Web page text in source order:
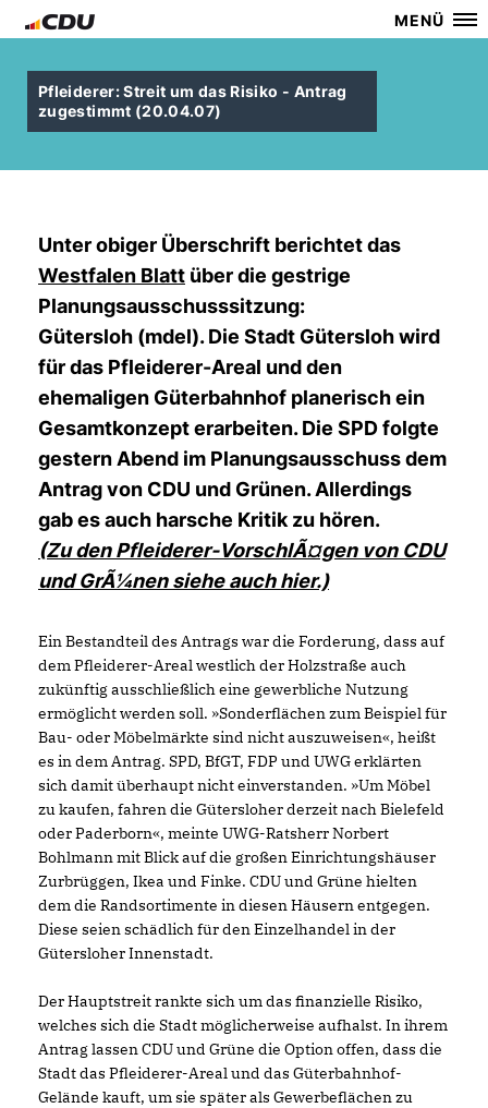
MENÜ
Pfleiderer: Streit um das Risiko - Antrag
zugestimmt (20.04.07)
Unter obiger Überschrift berichtet das
Westfalen Blatt über die gestrige
Planungsausschusssitzung:
Gütersloh (mdel). Die Stadt Gütersloh wird
für das Pfleiderer-Areal und den
ehemaligen Güterbahnhof planerisch ein
Gesamtkonzept erarbeiten. Die SPD folgte
gestern Abend im Planungsausschuss dem
Antrag von CDU und Grünen. Allerdings
gab es auch harsche Kritik zu hören.
(Zu den Pfleiderer-VorschlÃ¤gen von CDU
und GrÃ¼nen siehe auch hier.)
Ein Bestandteil des Antrags war die Forderung, dass auf
dem Pfleiderer-Areal westlich der Holzstraße auch
zukünftig ausschließlich eine gewerbliche Nutzung
ermöglicht werden soll. »Sonderflächen zum Beispiel für
Bau- oder Möbelmärkte sind nicht auszuweisen«, heißt
es in dem Antrag. SPD, BfGT, FDP und UWG erklärten
sich damit überhaupt nicht einverstanden. »Um Möbel
zu kaufen, fahren die Gütersloher derzeit nach Bielefeld
oder Paderborn«, meinte UWG-Ratsherr Norbert
Bohlmann mit Blick auf die großen Einrichtungshäuser
Zurbrüggen, Ikea und Finke. CDU und Grüne hielten
dem die Randsortimente in diesen Häusern entgegen.
Diese seien schädlich für den Einzelhandel in der
Gütersloher Innenstadt.
Der Hauptstreit rankte sich um das finanzielle Risiko,
welches sich die Stadt möglicherweise aufhalst. In ihrem
Antrag lassen CDU und Grüne die Option offen, dass die
Stadt das Pfleiderer-Areal und das Güterbahnhof-
Gelände kauft, um sie später als Gewerbeflächen zu